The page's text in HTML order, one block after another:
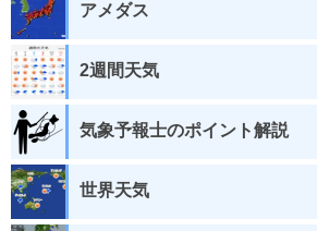
アメダス
2週間天気
気象予報士のポイント解説
世界天気